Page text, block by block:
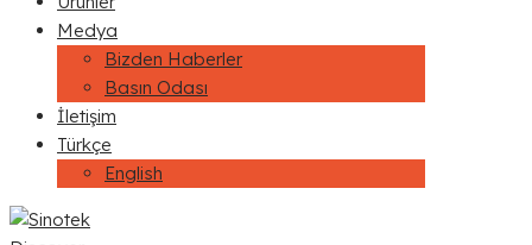
Medya
Bizden Haberler
Basın Odası
İletişim
Türkçe
English